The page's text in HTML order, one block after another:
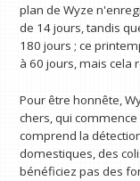
plan de Wyze
de 14 jours, tandis
180 jours ; ce
à 60 jours, mais cela
Pour être honnête,
chers, qui
comprend la
domestiques, des
bénéficiez pas des